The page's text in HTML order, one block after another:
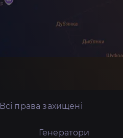
Всі права захищені
Генератори